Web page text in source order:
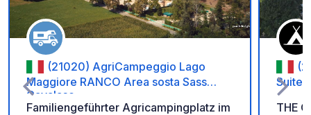
(21020) AgriCampeggio Lago
Maggiore RANCO Area sosta Sass
Cavalasc
Familiengeführter Agricampingplatz im
Suites
THE